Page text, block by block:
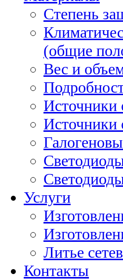
Степень
(общие
Вес и
Источники
Источники
Услуги
Литье
Контакты